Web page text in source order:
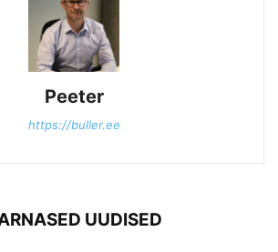
Peeter
https://buller.ee
UUDISED